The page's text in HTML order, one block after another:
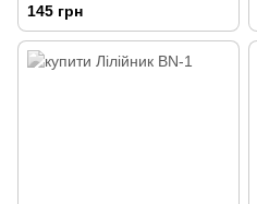
145 грн